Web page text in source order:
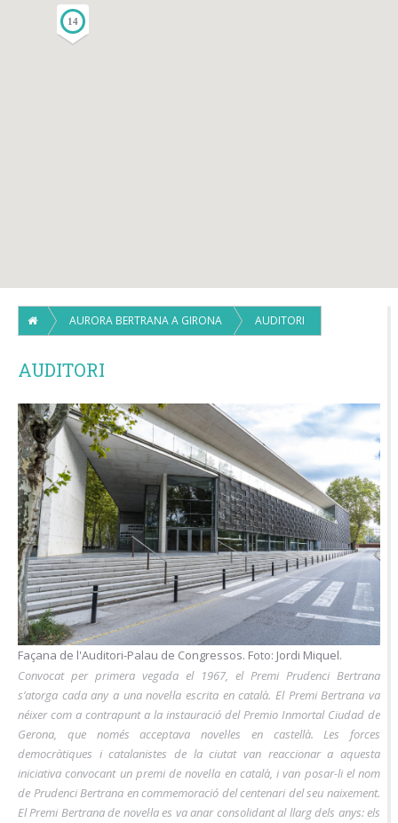
14
AURORA BERTRANA A GIRONA AUDITORI
AUDITORI
Façana de l'Auditori-Palau de Congressos. Foto: Jordi Miquel.
Convocat per primera vegada el 1967, el Premi Prudenci Bertrana
s’atorga cada any a una novel·la escrita en català. El Premi Bertrana va
néixer com a contrapunt a la instauració del Premio Inmortal Ciudad de
Gerona, que només acceptava novel·les en castellà. Les forces
democràtiques i catalanistes de la ciutat van reaccionar a aquesta
iniciativa convocant un premi de novel·la en català, i van posar-li el nom
de Prudenci Bertrana en commemoració del centenari del seu naixement.
El Premi Bertrana de novel·la es va anar consolidant al llarg dels anys: els